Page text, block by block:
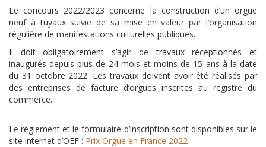
Le concours 2022/2023 concerne la construction d’un orgue
neuf à tuyaux suivie de sa mise en valeur par l’organisation
régulière de manifestations culturelles publiques.
Il doit obligatoirement s’agir de travaux réceptionnés et
inaugurés depuis plus de 24 mois et moins de 15 ans à la date
du 31 octobre 2022. Les travaux doivent avoir été réalisés par
des entreprises de facture d’orgues inscrites au registre du
commerce.
Le règlement et le formulaire d’inscription sont disponibles sur le
site internet d’OEF : Prix Orgue en France 2022